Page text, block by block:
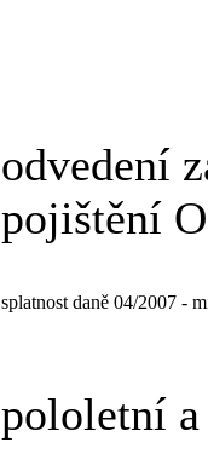
odvedení
pojištění
splatnost daně 04/2007 -
pololetní